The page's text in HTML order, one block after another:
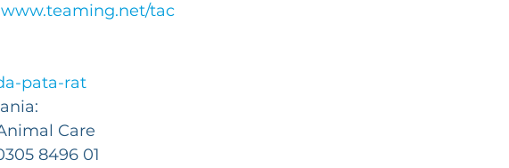
www.teaming.net/tac
pata-rat
Care
8496 01